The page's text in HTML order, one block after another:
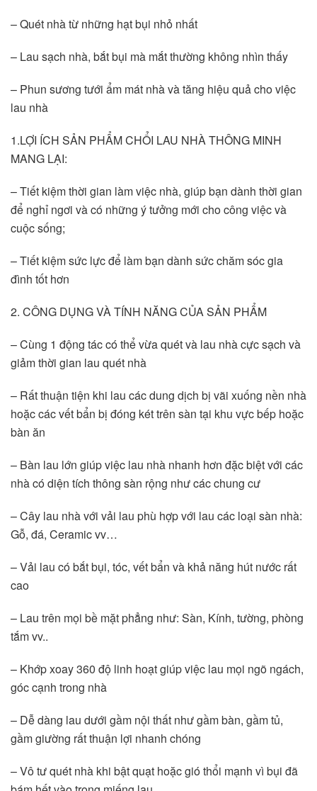
– Quét nhà từ những hạt bụi nhỏ nhất
– Lau sạch nhà, bắt bụi mà mắt thường không nhìn thấy
– Phun sương tưới ẩm mát nhà và tăng hiệu quả cho việc
lau nhà
1.LỢI ÍCH SẢN PHẨM CHỔI LAU NHÀ THÔNG MINH
MANG LẠI:
– Tiết kiệm thời gian làm việc nhà, giúp bạn dành thời gian
để nghỉ ngơi và có những ý tưởng mới cho công việc và
cuộc sống;
– Tiết kiệm sức lực để làm bạn dành sức chăm sóc gia
đình tốt hơn
2. CÔNG DỤNG VÀ TÍNH NĂNG CỦA SẢN PHẨM
– Cùng 1 động tác có thể vừa quét và lau nhà cực sạch và
giảm thời gian lau quét nhà
– Rất thuận tiện khi lau các dung dịch bị vãi xuống nền nhà
hoặc các vết bẩn bị đóng két trên sàn tại khu vực bếp hoặc
bàn ăn
– Bàn lau lớn giúp việc lau nhà nhanh hơn đặc biệt với các
nhà có diện tích thông sàn rộng như các chung cư
– Cây lau nhà với vải lau phù hợp với lau các loại sàn nhà:
Gỗ, đá, Ceramic vv…
– Vải lau có bắt bụi, tóc, vết bẩn và khả năng hút nước rất
cao
– Lau trên mọi bề mặt phẳng như: Sàn, Kính, tường, phòng
tắm vv..
– Khớp xoay 360 độ linh hoạt giúp việc lau mọi ngõ ngách,
góc cạnh trong nhà
– Dễ dàng lau dưới gầm nội thất như gầm bàn, gầm tủ,
gầm giường rất thuận lợi nhanh chóng
– Vô tư quét nhà khi bật quạt hoặc gió thổi mạnh vì bụi đã